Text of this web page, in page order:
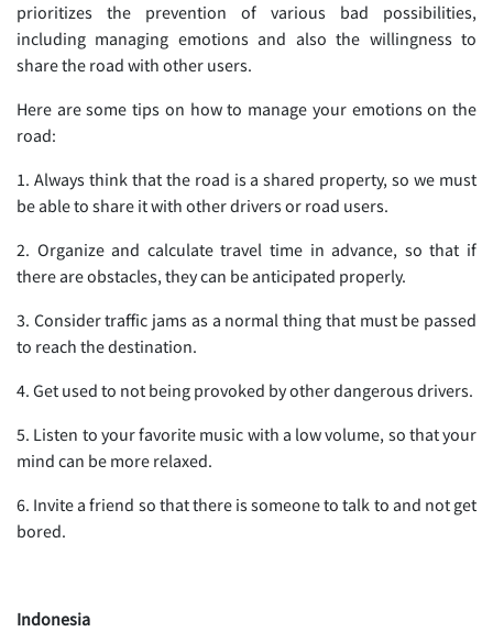
prioritizes the prevention of various bad possibilities,
including managing emotions and also the willingness to
share the road with other users.
Here are some tips on how to manage your emotions on the
road:
1. Always think that the road is a shared property, so we must
be able to share it with other drivers or road users.
2. Organize and calculate travel time in advance, so that if
there are obstacles, they can be anticipated properly.
3. Consider traffic jams as a normal thing that must be passed
to reach the destination.
4. Get used to not being provoked by other dangerous drivers.
5. Listen to your favorite music with a low volume, so that your
mind can be more relaxed.
6. Invite a friend so that there is someone to talk to and not get
bored.
Indonesia